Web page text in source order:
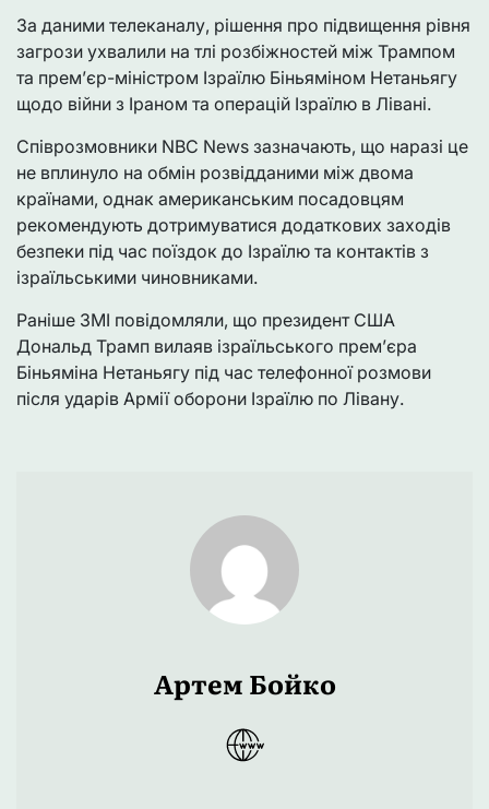
За даними телеканалу, рішення про підвищення рівня
загрози ухвалили на тлі розбіжностей між Трампом
та прем’єр-міністром Ізраїлю Біньяміном Нетаньягу
щодо війни з Іраном та операцій Ізраїлю в Лівані.
Співрозмовники NBC News зазначають, що наразі це
не вплинуло на обмін розвідданими між двома
країнами, однак американським посадовцям
рекомендують дотримуватися додаткових заходів
безпеки під час поїздок до Ізраїлю та контактів з
ізраїльськими чиновниками.
Раніше ЗМІ повідомляли, що президент США
Дональд Трамп вилаяв ізраїльського прем’єра
Біньяміна Нетаньягу під час телефонної розмови
після ударів Армії оборони Ізраїлю по Лівану.
Артем Бойко